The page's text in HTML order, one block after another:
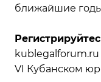
ближайшие
kublegalforum.ru
VI Кубанском